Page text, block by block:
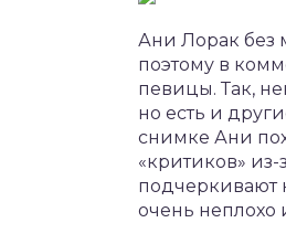
Ани Лорак без
поэтому в
певицы. Так,
но есть и
снимке Ани
«критиков»
подчеркивают
очень неплохо